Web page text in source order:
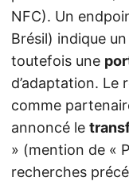
NFC). Un
Brésil) indique
toutefois une
d’adaptation. Le
comme
annoncé le
» (mention de «
recherches